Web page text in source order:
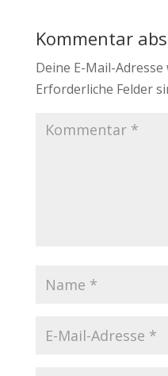
Kommentar
Deine E-Mail-
Erforderliche Felder